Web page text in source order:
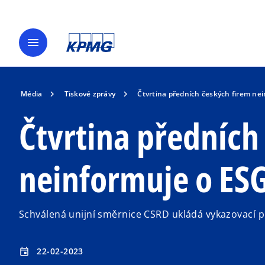
menu
Média Tiskové zprávy Čtvrtina předních českých firem
Čtvrtina
neinformuje o
Schválená unijní směrnice CSRD ukládá
event 22-02-2023